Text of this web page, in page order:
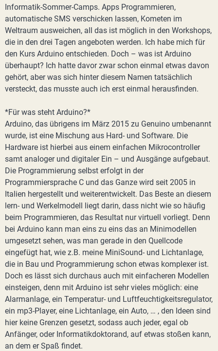
Informatik-Sommer-Camps. Apps Programmieren,
automatische SMS verschicken lassen, Kometen im
Weltraum ausweichen, all das ist möglich in den Workshops,
die in den drei Tagen angeboten werden. Ich habe mich für
den Kurs Arduino entschieden. Doch – was ist Arduino
überhaupt? Ich hatte davor zwar schon einmal etwas davon
gehört, aber was sich hinter diesem Namen tatsächlich
versteckt, das musste auch ich erst einmal herausfinden.
*Für was steht Arduino?*
Arduino, das übrigens im März 2015 zu Genuino umbenannt
wurde, ist eine Mischung aus Hard- und Software. Die
Hardware ist hierbei aus einem einfachen Mikrocontroller
samt analoger und digitaler Ein – und Ausgänge aufgebaut.
Die Programmierung selbst erfolgt in der
Programmiersprache C und das Ganze wird seit 2005 in
Italien hergestellt und weiterentwickelt. Das Beste an diesem
lern- und Werkelmodell liegt darin, dass nicht wie so häufig
beim Programmieren, das Resultat nur virtuell vorliegt. Denn
bei Arduino kann man eins zu eins das an Minimodellen
umgesetzt sehen, was man gerade in den Quellcode
eingefügt hat, wie z.B. meine MiniSound- und Lichtanlage,
die in Bau und Programmierung schon etwas komplexer ist.
Doch es lässt sich durchaus auch mit einfacheren Modellen
einsteigen, denn mit Arduino ist sehr vieles möglich: eine
Alarmanlage, ein Temperatur- und Luftfeuchtigkeitsregulator,
ein mp3-Player, eine Lichtanlage, ein Auto, … , den Ideen sind
hier keine Grenzen gesetzt, sodass auch jeder, egal ob
Anfänger, oder Informatikdoktorand, auf etwas stoßen kann,
an dem er Spaß findet.